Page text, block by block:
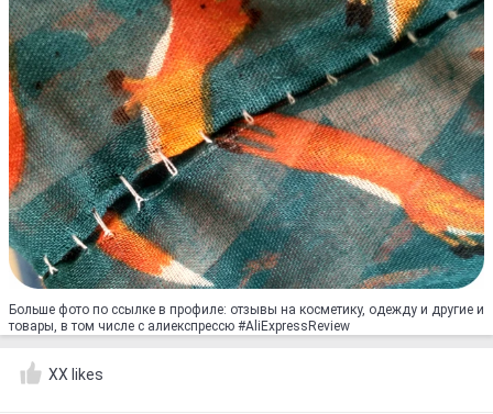
Больше фото по ссылке в профиле: отзывы на косметику, одежду и другие и
товары, в том числе с алиекспрессю #AliExpressReview
XX likes